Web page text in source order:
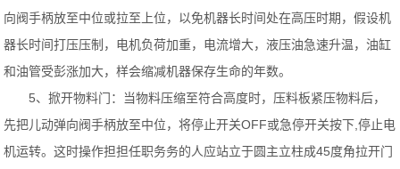
向阀手柄放至中位或拉至上位，以免机器长时间处在高压时期，假设机
器长时间打压压制，电机负荷加重，电流增大，液压油急速升温，油缸
和油管受彭涨加大，样会缩减机器保存生命的年数。
5、掀开物料门：当物料压缩至符合高度时，压料板紧压物料后，
先把儿动弹向阀手柄放至中位，将停止开关OFF或急停开关按下,停止电
机运转。这时操作担担任职务务的人应站立于圆主立柱成45度角拉开门